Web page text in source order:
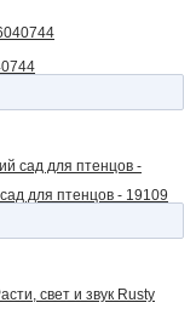
для птенцов - 19109